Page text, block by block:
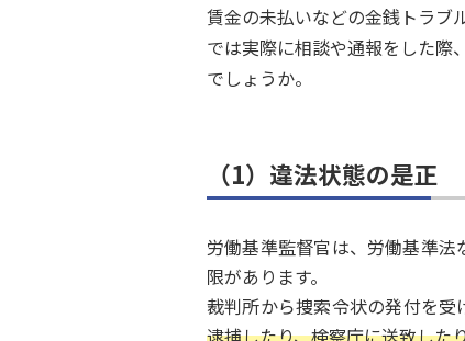
賃金の未払いなどの金銭トラブ
では実際に相談や通報をした際
でしょうか。
（1）違法状態の是正
労働基準監督官は、労働基準
限があります。
裁判所から捜索令状の発付を受
逮捕したり、検察庁に送致した